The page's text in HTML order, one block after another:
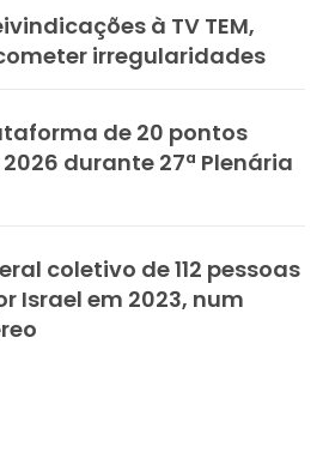
à TV TEM,
irregularidades
de 20 pontos
durante 27ª Plenária
coletivo de 112 pessoas
Israel em 2023, num